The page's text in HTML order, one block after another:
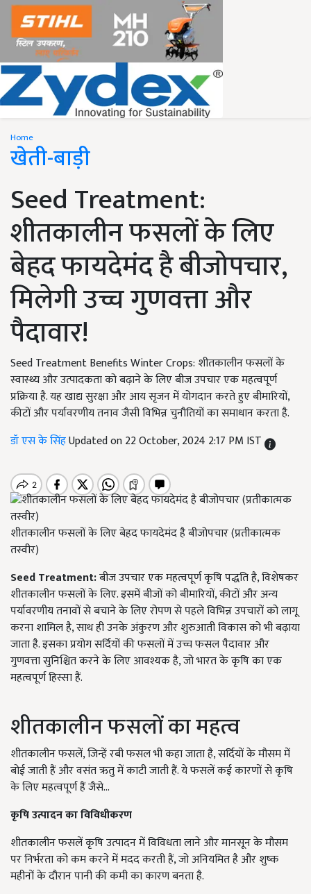
Home
खेती-बाड़ी
Seed Treatment:
शीतकालीन फसलों के लिए
बेहद फायदेमंद है बीजोपचार,
मिलेगी उच्च गुणवत्ता और
पैदावार!
Seed Treatment Benefits Winter Crops: शीतकालीन फसलों के
स्वास्थ्य और उत्पादकता को बढ़ाने के लिए बीज उपचार एक महत्वपूर्ण
प्रक्रिया है. यह खाद्य सुरक्षा और आय सृजन में योगदान करते हुए बीमारियों,
कीटों और पर्यावरणीय तनाव जैसी विभिन्न चुनौतियों का समाधान करता है.
डॉ एस के सिंहUpdated on 22 October, 2024 2:17 PM IST
शीतकालीन फसलों के लिए बेहद फायदेमंद है बीजोपचार (प्रतीकात्मक
तस्वीर)
Seed Treatment:बीज उपचार एक महत्वपूर्ण कृषि पद्धति है, विशेषकर
शीतकालीन फसलों के लिए. इसमें बीजों को बीमारियों, कीटों और अन्य
पर्यावरणीय तनावों से बचाने के लिए रोपण से पहले विभिन्न उपचारों को लागू
करना शामिल है, साथ ही उनके अंकुरण और शुरुआती विकास को भी बढ़ाया
जाता है. इसका प्रयोग सर्दियों की फसलों में उच्च फसल पैदावार और
गुणवत्ता सुनिश्चित करने के लिए आवश्यक है, जो भारत के कृषि का एक
महत्वपूर्ण हिस्सा हैं.
शीतकालीन फसलों का महत्व
शीतकालीन फसलें, जिन्हें रबी फसल भी कहा जाता है, सर्दियों के मौसम में
बोई जाती हैं और वसंत ऋतु में काटी जाती हैं. ये फसलें कई कारणों से कृषि
के लिए महत्वपूर्ण हैं जैसे...
कृषि उत्पादन का विविधीकरण
शीतकालीन फसलें कृषि उत्पादन में विविधता लाने और मानसून के मौसम
पर निर्भरता को कम करने में मदद करती हैं, जो अनियमित है और शुष्क
महीनों के दौरान पानी की कमी का कारण बनता है.